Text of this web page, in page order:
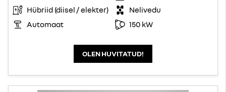
Hübriid (diisel / elekter)
Nelivedu
Automaat
150 kW
OLEN HUVITATUD!